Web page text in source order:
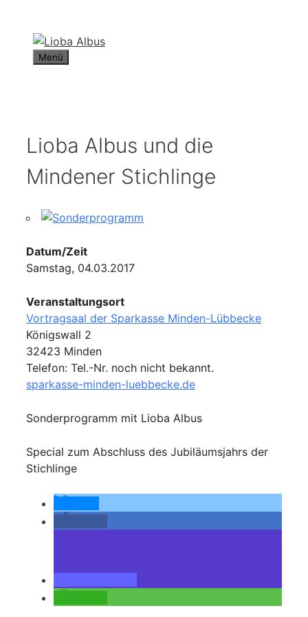
springen
Menü
Lioba Albus und die
Mindener Stichlinge
Datum/Zeit
Samstag, 04.03.2017
Veranstaltungsort
Vortragsaal der Sparkasse Minden-Lübbecke
Königswall 2
32423 Minden
Telefon: Tel.-Nr. noch nicht bekannt.
sparkasse-minden-luebbecke.de
Sonderprogramm mit Lioba Albus
Special zum Abschluss des Jubiläumsjahrs der
Stichlinge